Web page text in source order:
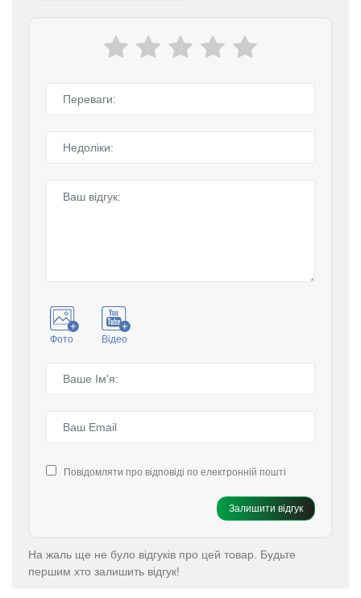
Фото Відео
Повідомляти про відповіді по електронній пошті
Залишити відгук
На жаль ще не було відгуків про цей товар. Будьте
першим хто залишить відгук!